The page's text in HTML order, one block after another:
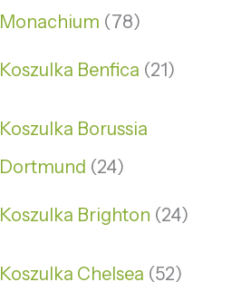
Monachium 78
Koszulka Benfica 21
Koszulka Borussia
Dortmund 24
Koszulka Brighton 24
Koszulka Chelsea 52